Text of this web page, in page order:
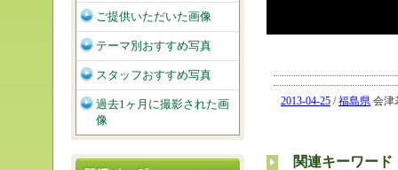
2013-04-25 /福島県 会津
関連キーワード
ご提供いただいた画像
テーマ別おすすめ写真
スタッフおすすめ写真
過去1ヶ月に撮影された画
像